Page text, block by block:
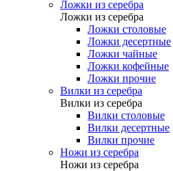
Ложки из серебра
Ложки из серебра
Ложки столовые
Ложки десертные
Ложки чайные
Ложки кофейные
Ложки прочие
Вилки из серебра
Вилки из серебра
Вилки столовые
Вилки десертные
Вилки прочие
Ножи из серебра
Ножи из серебра